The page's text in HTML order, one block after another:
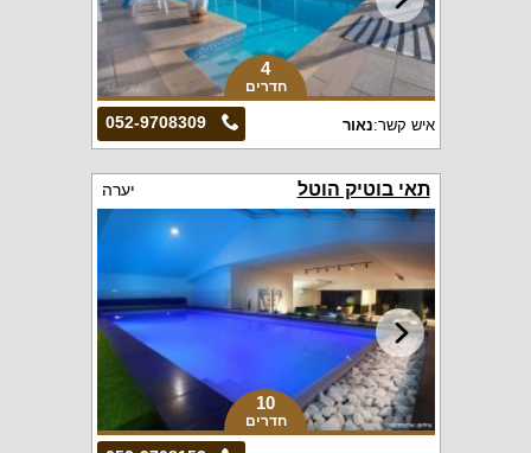
4
חדרים
052-9708309 איש קשר:נאור
תאי בוטיק הוטל יערה
10
חדרים